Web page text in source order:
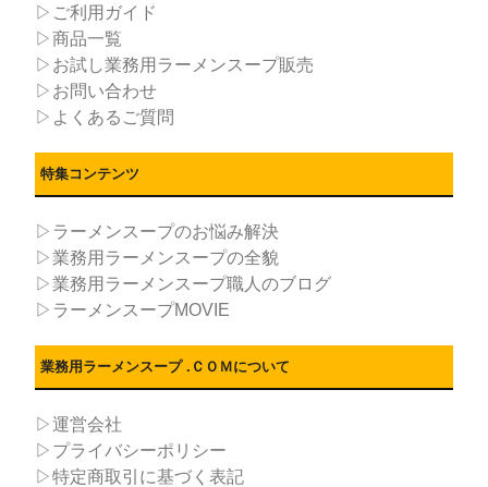
▷ご利用ガイド
▷商品一覧
▷お試し業務用ラーメンスープ販売
▷お問い合わせ
▷よくあるご質問
特集コンテンツ
▷ラーメンスープのお悩み解決
▷業務用ラーメンスープの全貌
▷業務用ラーメンスープ職人のブログ
▷ラーメンスープMOVIE
業務用ラーメンスープ .ＣＯＭについて
▷運営会社
▷プライバシーポリシー
▷特定商取引に基づく表記